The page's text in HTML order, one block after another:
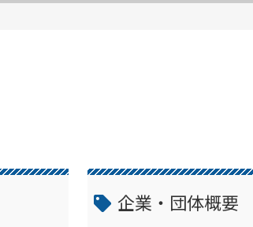
企業・団体概要